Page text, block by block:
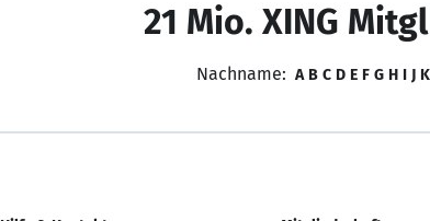
21 Mio. XING
Nachname: A B C D E F G H I J K